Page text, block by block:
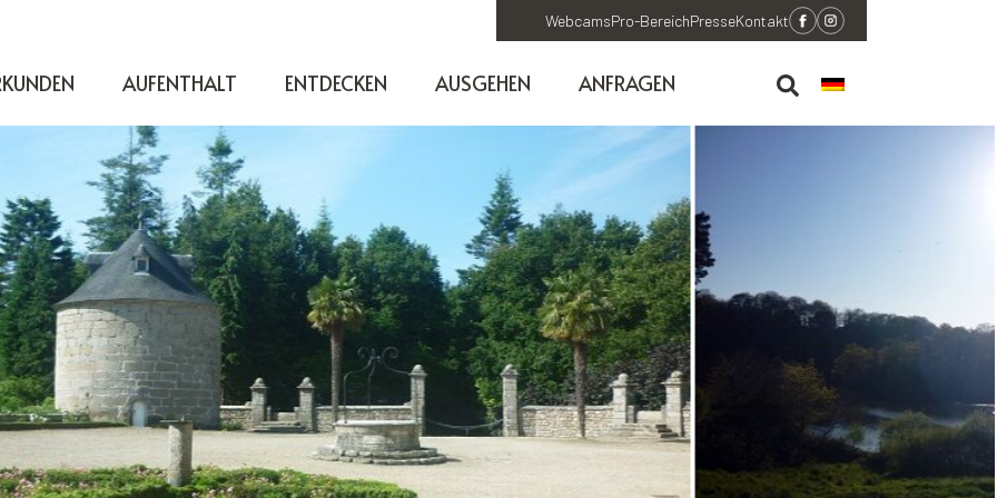
WebcamsPro-BereichPresseKontakt
AUFENTHALT ENTDECKEN AUSGEHEN ANFRAGEN